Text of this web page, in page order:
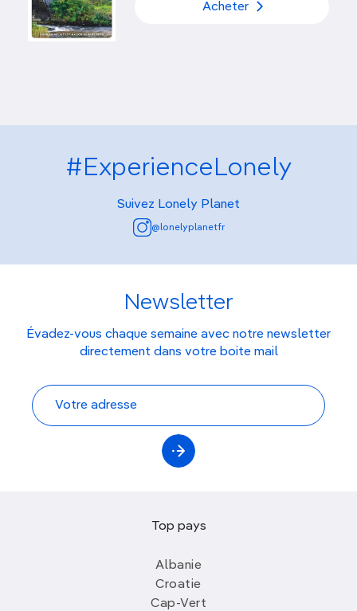
Acheter
#ExperienceLonely
Suivez Lonely Planet
@lonelyplanetfr
Newsletter
Évadez-vous chaque semaine avec notre newsletter
directement dans votre boite mail
Top pays
Albanie
Croatie
Cap-Vert